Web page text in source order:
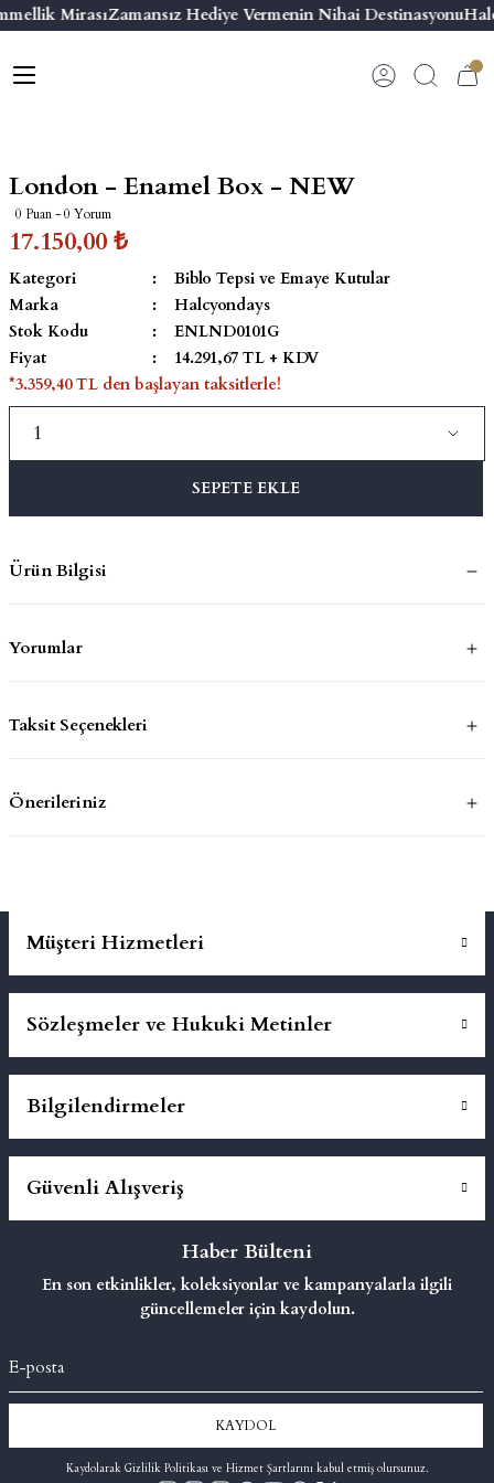
MirasıZamansız Hediye Vermenin Nihai Destinasyonu
Geri Dön
Geri Dön
ve Aksesuarlar
Mum
Geri Dön
Geri Dön
Seriler
Elephant
London - Enamel Box - NEW
0 Puan - 0 Yorum
17.150,00 ₺
Kategori
Biblo Tepsi ve Emaye Kutular
Marka
Halcyondays
Stok Kodu
ENLND0101G
Fiyat
14.291,67 TL + KDV
*3.359,40 TL den başlayan taksitlerle!
SEPETE EKLE
Ürün Bilgisi
Yorumlar
Taksit Seçenekleri
Önerileriniz
Müşteri Hizmetleri
Sözleşmeler ve Hukuki Metinler
Bilgilendirmeler
Güvenli Alışveriş
Haber Bülteni
En son etkinlikler, koleksiyonlar ve kampanyalarla ilgili
güncellemeler için kaydolun.
KAYDOL
Kaydolarak Gizlilik Politikası ve Hizmet Şartlarını kabul etmiş olursunuz.